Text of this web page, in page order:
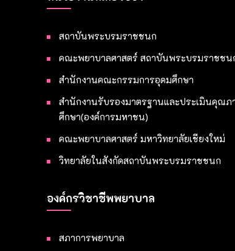
สถาบันพระบรมราชชนก
คณะพยาบาลศาสตร์ สถาบันพระบรมราชชน
สำนักงานคณะกรรมการอุดมศึกษา
สำนักงานรับรองมาตรฐานและประเมินคุณภ
ศึกษา(องค์การมหาชน)
คณะพยาบาลศาสตร์ มหาวิทยาลัยเชียงใหม่
วิทยาลัยในสังกัดสถาบันพระบรมราชชนก
องค์กรวิชาชีพพยาบาล
สภาการพยาบาล